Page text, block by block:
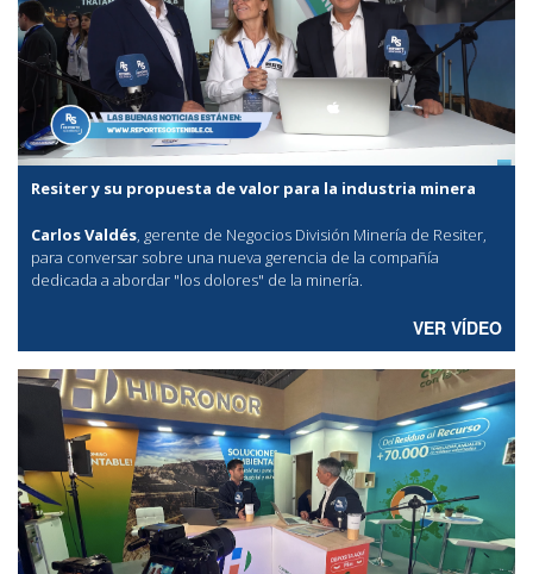
Resiter y su propuesta de valor para la industria minera
Carlos Valdés, gerente de Negocios División Minería de Resiter,
para conversar sobre una nueva gerencia de la compañía
dedicada a abordar "los dolores" de la minería.
VER VÍDEO